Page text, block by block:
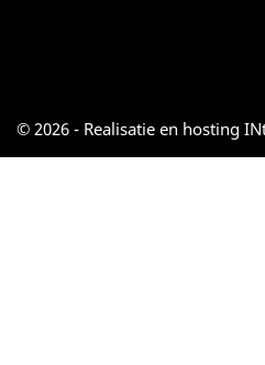
© 2026 - Realisatie en hosting